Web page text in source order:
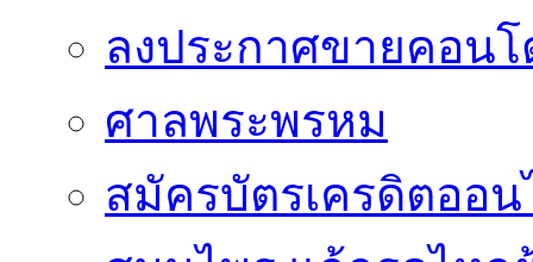
ลงประกาศขายคอน
ศาลพระพรหม
สมัครบัตรเครดิตออ